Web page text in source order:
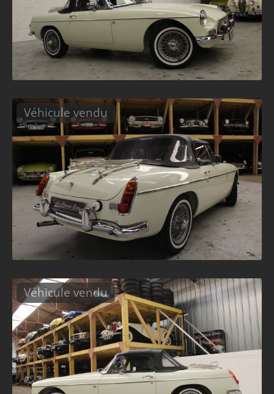
Véhicule vendu
Véhicule vendu